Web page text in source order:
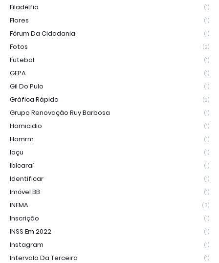
Filadélfia (1)
Flores (1)
Fórum Da Cidadania (1)
Fotos (2)
Futebol (1)
GEPA (1)
Gil Do Pulo (1)
Gráfica Rápida (2)
Grupo Renovação Ruy Barbosa (1)
Homicidio (1)
Homrm (1)
Iaçu (1)
Ibicaraí (1)
Identificar (1)
Imóvel BB (1)
INEMA (3)
Inscrição (1)
INSS Em 2022 (1)
Instagram (1)
Intervalo Da Terceira (1)